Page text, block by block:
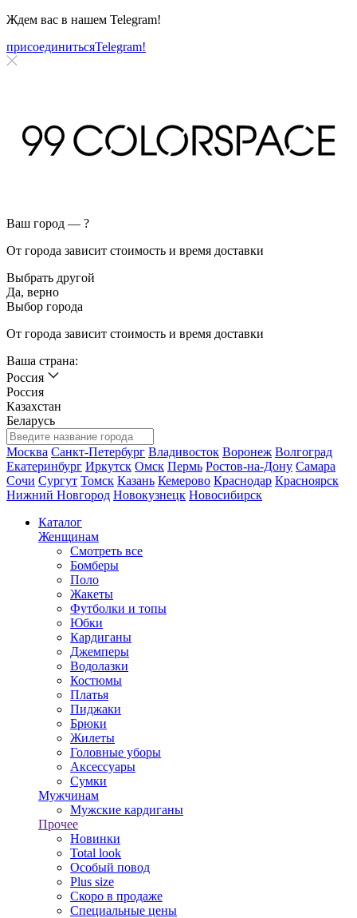
Ждем вас в нашем Telegram!
присоединитьсяTelegram!
Ваш город — ?
От города зависит стоимость и время доставки
Выбрать другой
Да, верно
Выбор города
От города зависит стоимость и время доставки
Ваша страна:
Россия
Россия
Казахстан
Беларусь
Москва Санкт-Петербург Владивосток Воронеж Волгоград
Екатеринбург Иркутск Омск Пермь Ростов-на-Дону Самара
Сочи Сургут Томск Казань Кемерово Краснодар Красноярск
Нижний Новгород Новокузнецк Новосибирск
Каталог
Женщинам
Смотреть все
Бомберы
Поло
Жакеты
Футболки и топы
Юбки
Кардиганы
Джемперы
Водолазки
Костюмы
Платья
Пиджаки
Брюки
Жилеты
Головные уборы
Аксессуары
Сумки
Мужчинам
Мужские кардиганы
Прочее
Новинки
Total look
Особый повод
Plus size
Скоро в продаже
Специальные цены